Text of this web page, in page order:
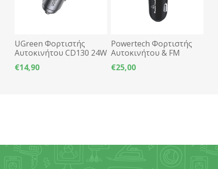
UGreen Φορτιστής
Αυτοκινήτου CD130 24W
- Γκρι
€14,90
Powertech Φορτιστής
Αυτοκινήτου & FM
Transmitter Bluetooth
5.0 RGB 40W PT-1027 -
€25,00